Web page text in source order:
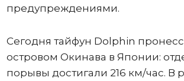
предупреждениями.
Сегодня тайфун Dolphin
островом Окинава в Японии:
порывы достигали 216 км/час. В